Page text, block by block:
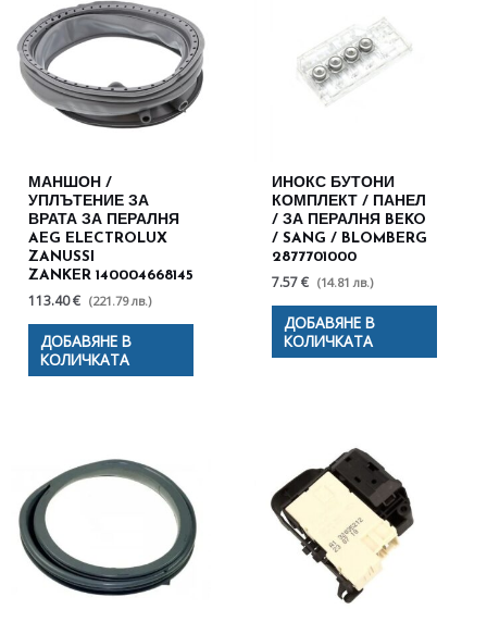
МАНШОН /
УПЛЪТЕНИЕ ЗА
ВРАТА ЗА ПЕРАЛНЯ
AEG ELECTROLUX
ZANUSSI
ZANKER 140004668145
113.40 € (221.79 лв.)
ДОБАВЯНЕ В
КОЛИЧКАТА
ИНОКС БУТОНИ
КОМПЛЕКТ / ПАНЕЛ
/ ЗА ПЕРАЛНЯ BEKO
/ SANG / BLOMBERG
2877701000
7.57 € (14.81 лв.)
ДОБАВЯНЕ В
КОЛИЧКАТА